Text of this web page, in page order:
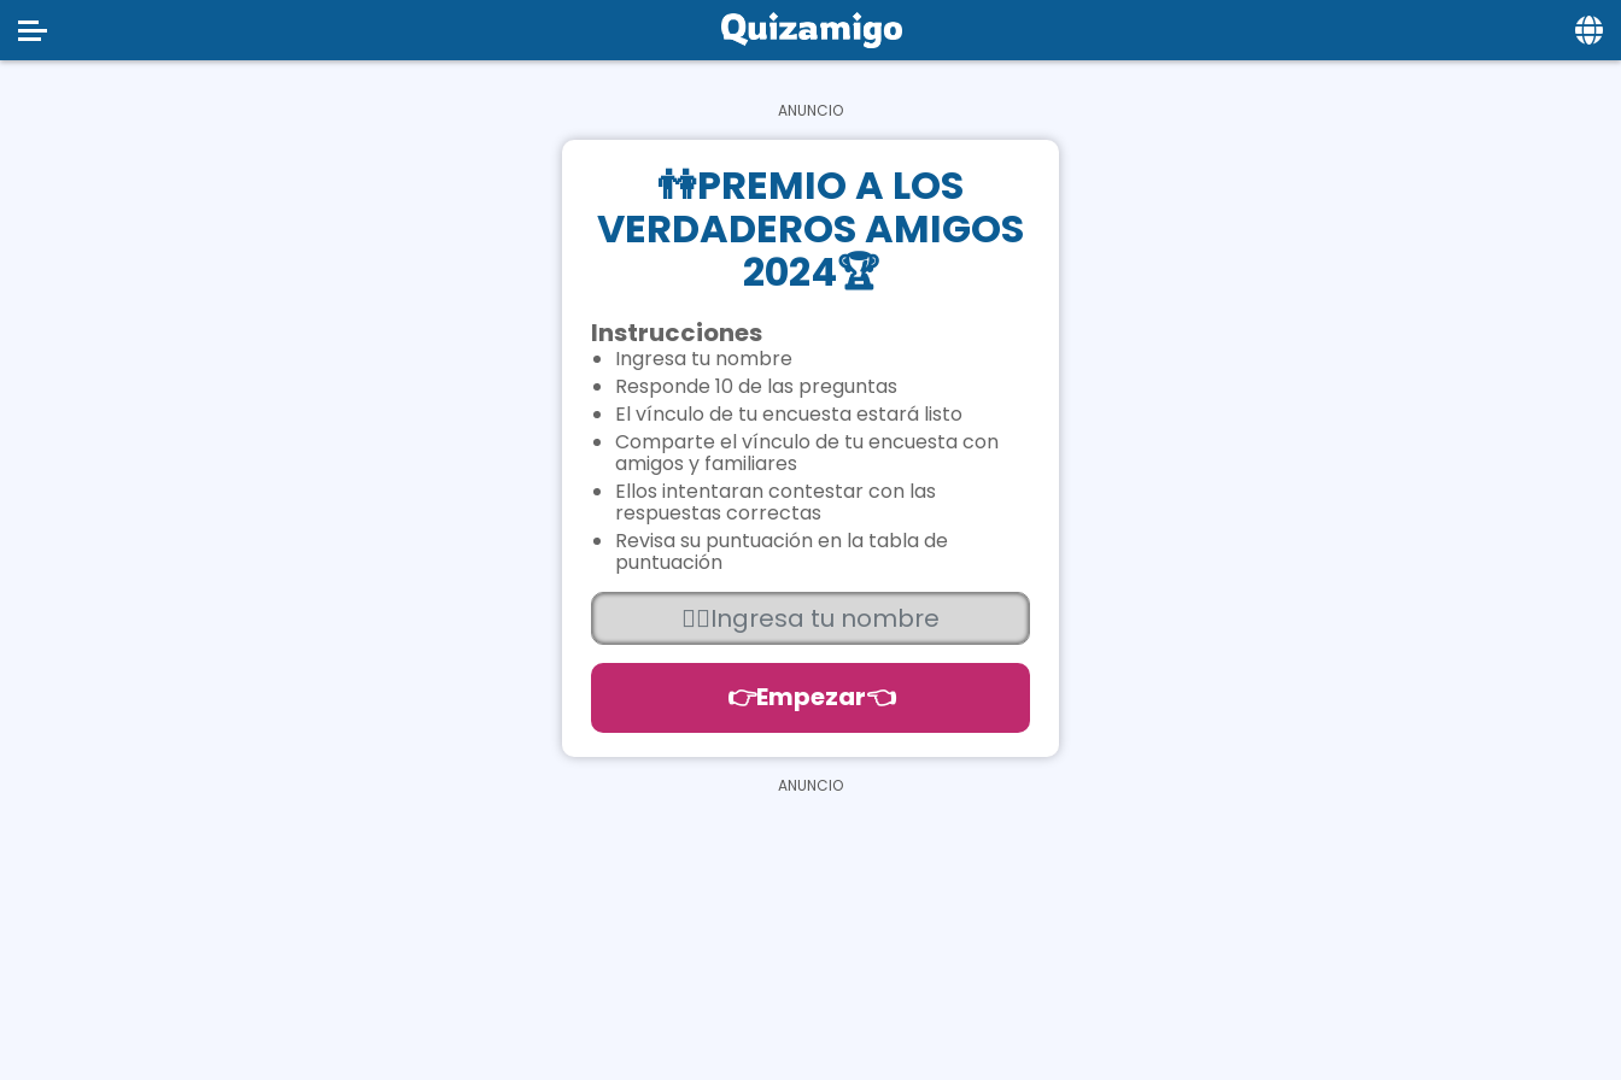
Social
Privacy
FAQ's
Terms & Conditions
Contact us
👫PREMIO A LOS
VERDADEROS AMIGOS
2024🏆
Instrucciones
Ingresa tu nombre
Responde 10 de las preguntas
El vínculo de tu encuesta estará listo
Comparte el vínculo de tu encuesta con
amigos y familiares
Ellos intentaran contestar con las
respuestas correctas
Revisa su puntuación en la tabla de
puntuación
👉Empezar👈